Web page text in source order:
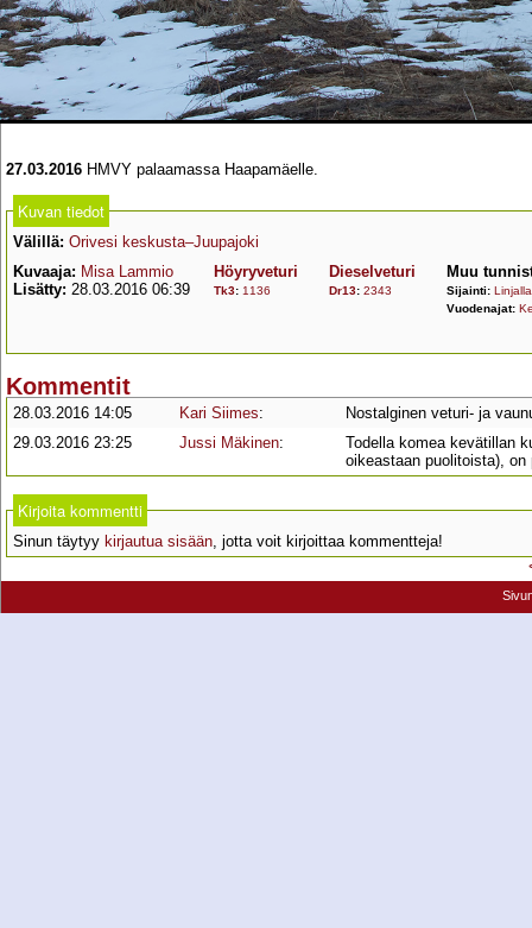
27.03.2016 HMVY palaamassa Haapamäelle.
Kuvan tiedot
Välillä: Orivesi keskusta–Juupajoki
Kuvaaja: Misa Lammio
Lisätty: 28.03.2016 06:39
Höyryveturi
Tk3: 1136
Dieselveturi
Dr13: 2343
Muu
Sijainti: Linjalla
Vuodenajat:
Kommentit
28.03.2016 14:05 Kari Siimes:
Nostalginen veturi- ja
29.03.2016 23:25
Jussi Mäkinen:
Todella komea kevätillan
oikeastaan puolitoista), on
Kirjoita kommentti
Sinun täytyy kirjautua sisään, jotta voit kirjoittaa kommentteja!